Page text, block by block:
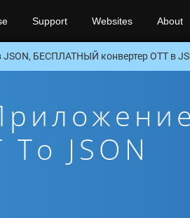
Support Websites About
JSON, БЕСПЛАТНЫЙ конвертер OTT в
JSON